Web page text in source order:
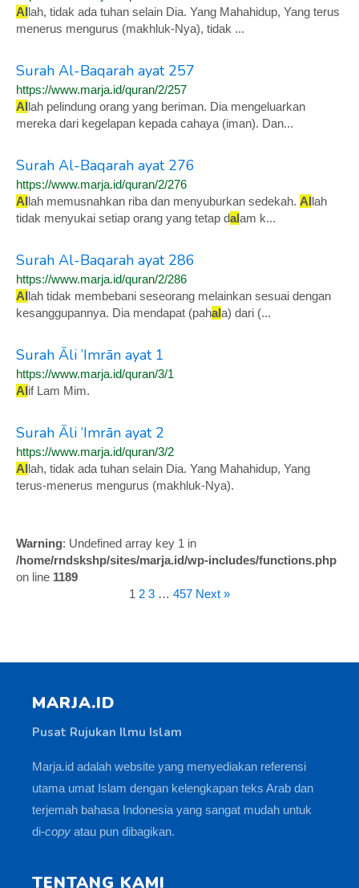
Allah, tidak ada tuhan selain Dia. Yang Mahahidup, Yang terus
menerus mengurus (makhluk-Nya), tidak ...
Surah Al-Baqarah ayat 257
https://www.marja.id/quran/2/257
Allah pelindung orang yang beriman. Dia mengeluarkan
mereka dari kegelapan kepada cahaya (iman). Dan...
Surah Al-Baqarah ayat 276
https://www.marja.id/quran/2/276
Allah memusnahkan riba dan menyuburkan sedekah. Allah
tidak menyukai setiap orang yang tetap dalam k...
Surah Al-Baqarah ayat 286
https://www.marja.id/quran/2/286
Allah tidak membebani seseorang melainkan sesuai dengan
kesanggupannya. Dia mendapat (pahala) dari (...
Surah Āli ’Imrān ayat 1
https://www.marja.id/quran/3/1
Alif Lam Mim.
Surah Āli ’Imrān ayat 2
https://www.marja.id/quran/3/2
Allah, tidak ada tuhan selain Dia. Yang Mahahidup, Yang
terus-menerus mengurus (makhluk-Nya).
Warning: Undefined array key 1 in
/home/rndskshp/sites/marja.id/wp-includes/functions.php
on line 1189
1 2 3 … 457 Next »
MARJA.ID
Pusat Rujukan Ilmu Islam
Marja.id adalah website yang menyediakan referensi
utama umat Islam dengan kelengkapan teks Arab dan
terjemah bahasa Indonesia yang sangat mudah untuk
di-copy atau pun dibagikan.
TENTANG KAMI